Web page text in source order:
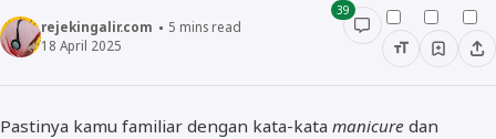
rejekingalir.com 5 mins read
18 April 2025
39
Pastinya kamu familiar dengan kata-kata manicure dan